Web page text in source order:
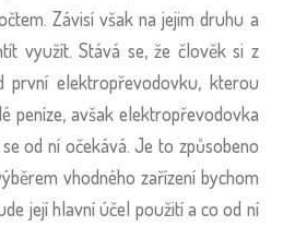
Závisí však na jejim druhu a
využít. Stává se, že člověk si z
první elektropřevodovku, kterou
peníze, avšak elektropřevodovka
od ní očekává. Je to způsobeno
vhodného zařízení bychom
její hlavní účel použití a co od ní